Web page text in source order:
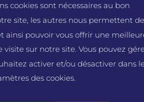
ajoute une texture et un relief
et ajoute de la profondeur au
particulier pour les designs
cookies sont nécessaires au bon
site, les autres nous permettent de
ainsi pouvoir vous offrir une
visite sur notre site. Vous pouvez
activer et/ou désactiver dans
des cookies.